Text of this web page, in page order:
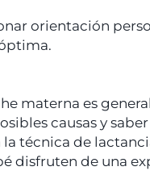
orientación
materna es
causas y
técnica de
disfruten de una